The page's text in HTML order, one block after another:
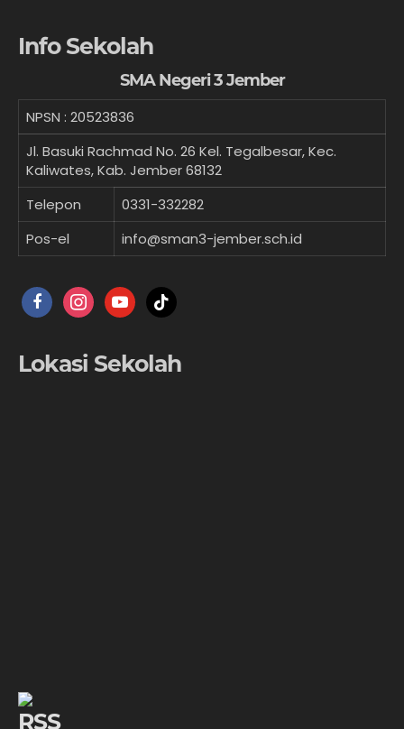
Info Sekolah
SMA Negeri 3 Jember
NPSN : 20523836
Jl. Basuki Rachmad No. 26 Kel. Tegalbesar, Kec.
Kaliwates, Kab. Jember 68132
Telepon
0331-332282
Pos-el
info@sman3-jember.sch.id
facebookinstagramyoutubetiktok
Lokasi Sekolah